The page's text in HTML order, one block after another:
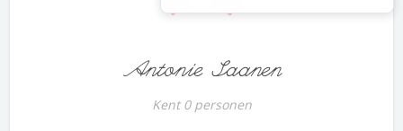
Antonie Saanen
Kent 0 personen